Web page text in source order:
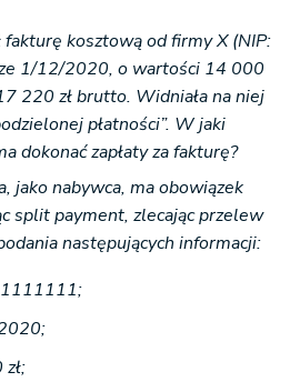
fakturę kosztową od firmy X (NIP:
1/12/2020, o wartości 14 000
220 zł brutto. Widniała na niej
płatności”. W jaki
dokonać zapłaty za fakturę?
jako nabywca, ma obowiązek
split payment, zlecając przelew
następujących informacji: